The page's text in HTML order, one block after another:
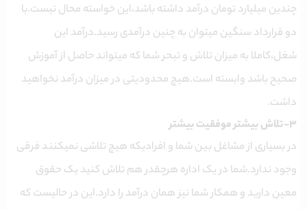
چندین میلیارد تومان درآمد داشته باشد،این خواسته محال نیست.با
دو قرارداد سنگین میتوان به چنین درآمدی رسید.درآمد این
شغل،کاملا به میزان تلاش و تبحر شما که میتواند حاصل از آموزش
صحیح باشد وابسته است.هیچ محدودیتی در میزان درآمد نخواهید
داشت.
۳-تلاش بیشتر موفقیت بیشتر
در بسیاری از مشاغل بین شما و افرادیکه هیچ تلاشی نمیکنند فرقی
وجود ندارد.شما در یک اداره هرچقدر هم تلاش کنید یک حقوق
معین دارید و همکار شما نیز همان درآمد را دارد.این در حالیست که